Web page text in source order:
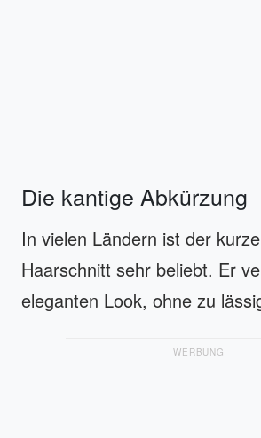
Die kantige Abkürzung
In vielen Ländern ist der
Haarschnitt sehr beliebt. Er
eleganten Look, ohne zu
WERBUNG